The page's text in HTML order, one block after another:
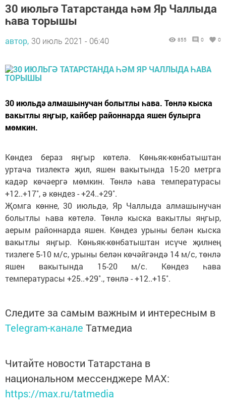
30 июльгә Татарстанда һәм Яр Чаллыда
һава торышы
автор, 30 июль 2021 - 06:40 855 0 0
30 июльдә алмашынучан болытлы һава. Төнлә кыска
вакытлы яңгыр, кайбер районнарда яшен булырга
мөмкин.
Көндез бераз яңгыр көтелә. Көньяк-көнбатыштан
уртача тизлектә җил, яшен вакытында 15-20 метрга
кадәр көчәергә мөмкин. Төнлә һава температурасы
+12..+17˚, ә көндез - +24..+29˚.
Җомга көнне, 30 июльдә, Яр Чаллыда алмашынучан
болытлы һава көтелә. Төнлә кыска вакытлы яңгыр,
аерым районнарда яшен. Көндез урыны белән кыска
вакытлы яңгыр. Көньяк-көнбатыштан исүче җилнең
тизлеге 5-10 м/c, урыны белән көчәйгәндә 14 м/c, төнлә
яшен вакытында 15-20 м/с. Көндез һава
температурасы +25..+29˚., төнлә - +12..+15˚.
Следите за самым важным и интересным в
Telegram-канале Татмедиа
Читайте новости Татарстана в
национальном мессенджере MАХ:
https://max.ru/tatmedia